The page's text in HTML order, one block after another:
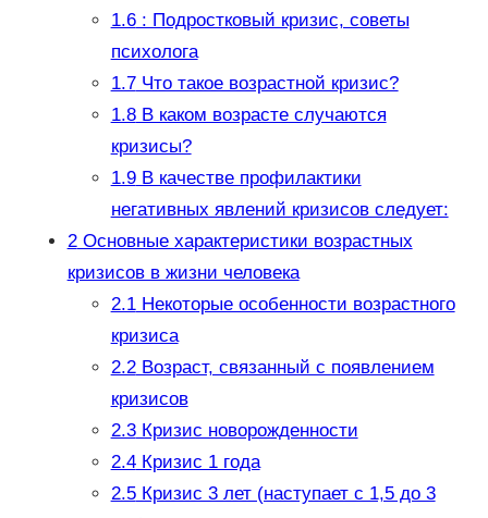
1.6: Подростковый кризис, советы
психолога
1.7Что такое возрастной кризис?
1.8В каком возрасте случаются
кризисы?
1.9В качестве профилактики
негативных явлений кризисов следует:
2Основные характеристики возрастных
кризисов в жизни человека
2.1Некоторые особенности возрастного
кризиса
2.2Возраст, связанный с появлением
кризисов
2.3Кризис новорожденности
2.4Кризис 1 года
2.5Кризис 3 лет (наступает с 1,5 до 3